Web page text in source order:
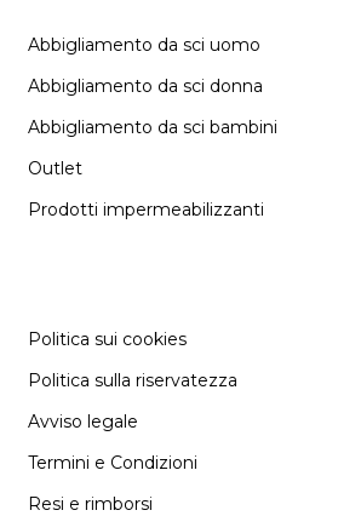
Abbigliamento da sci uomo
Abbigliamento da sci donna
Abbigliamento da sci bambini
Outlet
Prodotti impermeabilizzanti
Politica sui cookies
Politica sulla riservatezza
Avviso legale
Termini e Condizioni
Resi e rimborsi